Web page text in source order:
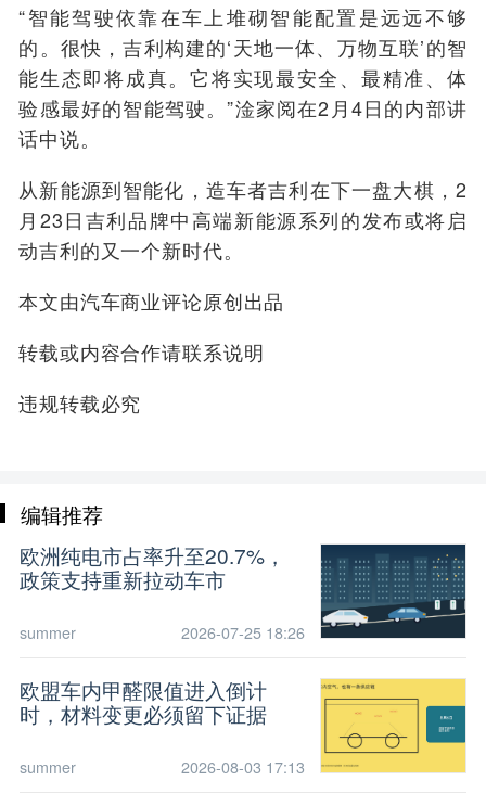
“智能驾驶依靠在车上堆砌智能配置是远远不够
的。很快，吉利构建的‘天地一体、万物互联’的智
能生态即将成真。它将实现最安全、最精准、体
验感最好的智能驾驶。”淦家阅在2月4日的内部讲
话中说。
从新能源到智能化，造车者吉利在下一盘大棋，2
月23日吉利品牌中高端新能源系列的发布或将启
动吉利的又一个新时代。
本文由汽车商业评论原创出品
转载或内容合作请联系说明
违规转载必究
编辑推荐
欧洲纯电市占率升至20.7%，
政策支持重新拉动车市
summer 2026-07-25 18:26
欧盟车内甲醛限值进入倒计
时，材料变更必须留下证据
summer 2026-08-03 17:13